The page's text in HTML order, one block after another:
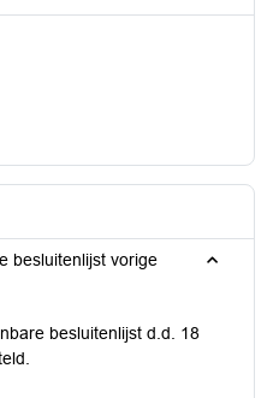
besluitenlijst vorige
besluitenlijst d.d. 18